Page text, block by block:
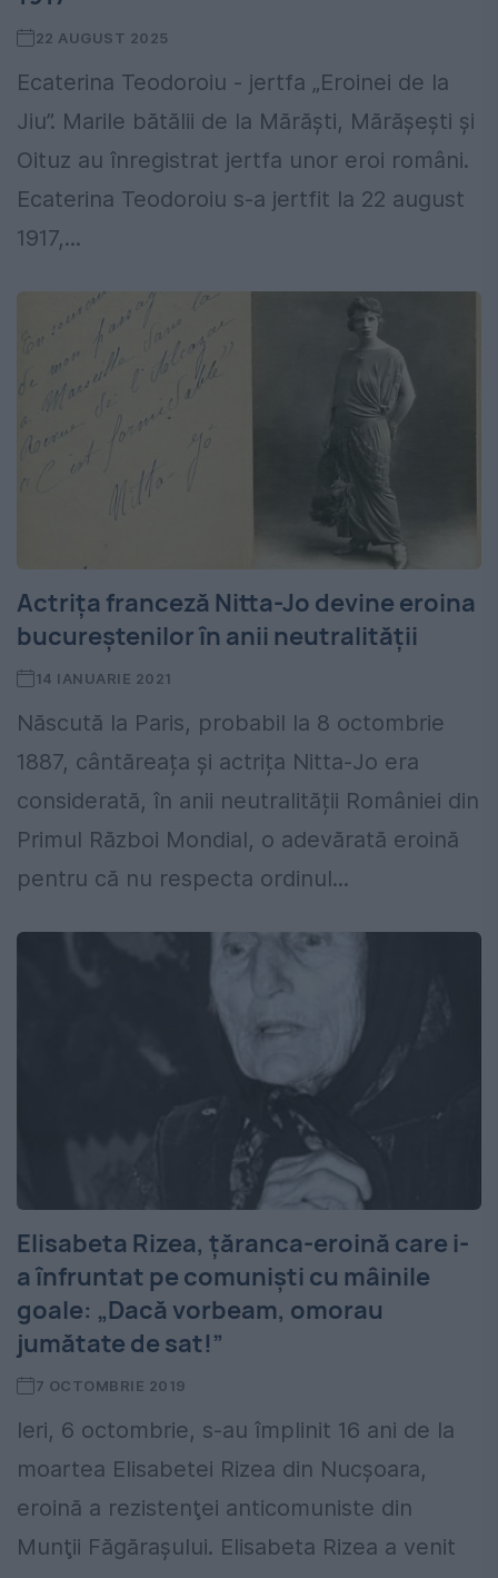
22 AUGUST 2025
Ecaterina Teodoroiu - jertfa „Eroinei de la
Jiu”. Marile bătălii de la Mărăști, Mărășești și
Oituz au înregistrat jertfa unor eroi români.
Ecaterina Teodoroiu s-a jertfit la 22 august
1917,...
Actrița franceză Nitta-Jo devine eroina
bucureștenilor în anii neutralității
14 IANUARIE 2021
Născută la Paris, probabil la 8 octombrie
1887, cântăreața și actrița Nitta-Jo era
considerată, în anii neutralității României din
Primul Război Mondial, o adevărată eroină
pentru că nu respecta ordinul...
Elisabeta Rizea, țăranca-eroină care i-
a înfruntat pe comuniști cu mâinile
goale: „Dacă vorbeam, omorau
jumătate de sat!”
7 OCTOMBRIE 2019
Ieri, 6 octombrie, s-au împlinit 16 ani de la
moartea Elisabetei Rizea din Nucșoara,
eroină a rezistenţei anticomuniste din
Munţii Făgăraşului. Elisabeta Rizea a venit